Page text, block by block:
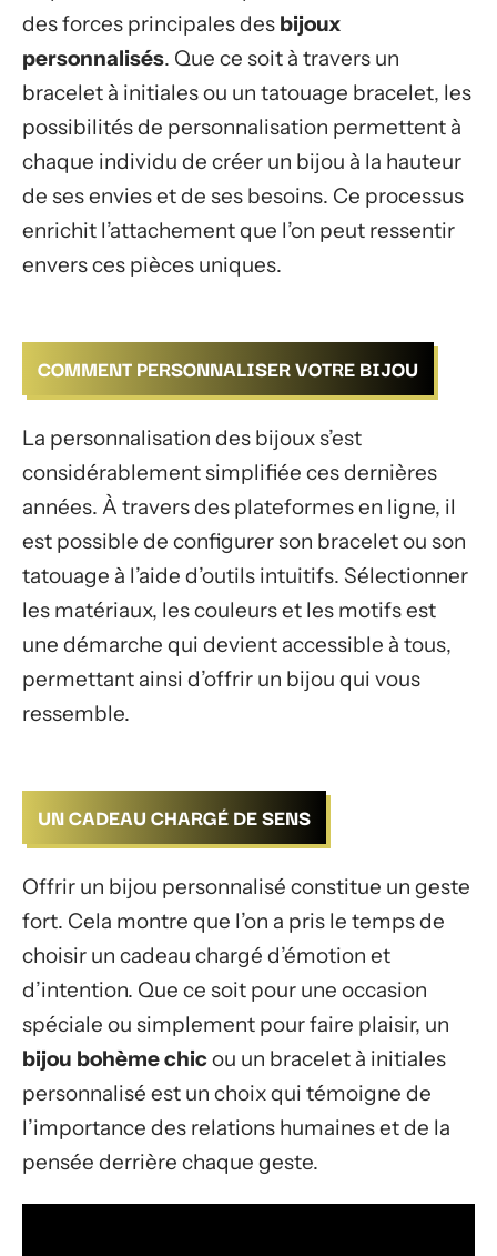
des forces principales des bijoux
personnalisés. Que ce soit à travers un
bracelet à initiales ou un tatouage bracelet, les
possibilités de personnalisation permettent à
chaque individu de créer un bijou à la hauteur
de ses envies et de ses besoins. Ce processus
enrichit l’attachement que l’on peut ressentir
envers ces pièces uniques.
COMMENT PERSONNALISER VOTRE BIJOU
La personnalisation des bijoux s’est
considérablement simplifiée ces dernières
années. À travers des plateformes en ligne, il
est possible de configurer son bracelet ou son
tatouage à l’aide d’outils intuitifs. Sélectionner
les matériaux, les couleurs et les motifs est
une démarche qui devient accessible à tous,
permettant ainsi d’offrir un bijou qui vous
ressemble.
UN CADEAU CHARGÉ DE SENS
Offrir un bijou personnalisé constitue un geste
fort. Cela montre que l’on a pris le temps de
choisir un cadeau chargé d’émotion et
d’intention. Que ce soit pour une occasion
spéciale ou simplement pour faire plaisir, un
bijou bohème chicou un bracelet à initiales
personnalisé est un choix qui témoigne de
l’importance des relations humaines et de la
pensée derrière chaque geste.